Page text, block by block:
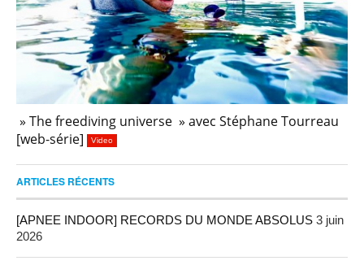
» The freediving universe » avec Stéphane Tourreau
[web-série]
Video
ARTICLES RÉCENTS
[APNEE INDOOR] RECORDS DU MONDE ABSOLUS 3 juin
2026